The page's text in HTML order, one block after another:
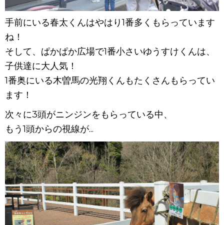
手前にいる春太くんはやはり1番多くもらっています
ね！
そして、ぱかぱか広場で1番小さいゆうすけくんは、
子供達に大人気！
1番奥にいる木曽馬の光翔くんもたくさんもらってい
ます！
次々に3頭がニンジンをもらっている中、
もう1頭からの視線が...